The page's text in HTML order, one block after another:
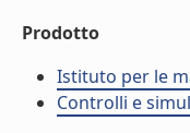
Prodotto
Istituto per le
Controlli e